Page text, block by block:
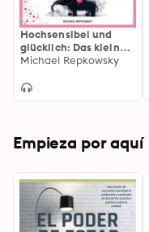
Hochsensibel und
glücklich: Das kleine
Buch für große
Michael Repkowsky
Empieza por aquí